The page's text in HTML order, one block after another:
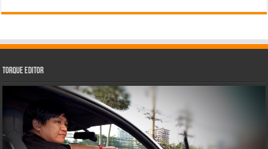
Torque Editor